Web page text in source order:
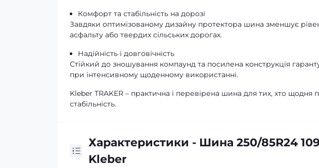
Комфорт та стабільність на дорозі
Завдяки оптимізованому дизайну протектора шина зменшує
асфальту або твердих сільських дорогах.
Надійність і довговічність
Стійкий до зношування компаунд та посилена конструкція
при інтенсивному щоденному використанні.
Kleber TRAKER – практична і перевірена шина для тих, хто щодня
стабільність.
Характеристики - Шина 250/85R24
Kleber